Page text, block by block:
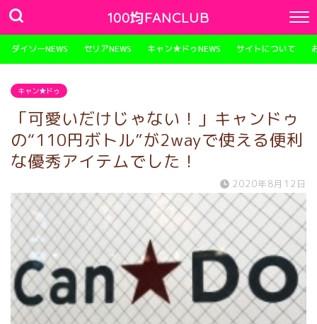
100均FANCLUB
ダイソーNEWS セリアNEWS キャン★ドゥNEWS サイトについて
キャン★ドゥ
「可愛いだけじゃない！」キャンドゥ
の“110円ボトル”が2wayで使える便利
な優秀アイテムでした！
2020年8月12日